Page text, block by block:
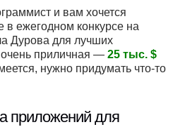
и вам хочется
в ежегодном конкурсе на
Дурова для лучших
приличная — 25 тыс. $
нужно придумать что-то
приложений для